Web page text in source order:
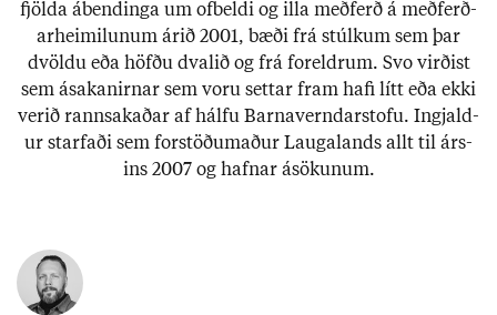
fjölda ábend­inga um of­beldi og illa með­ferð á með­ferð­
ar­heim­il­un­um ár­ið 2001, bæði frá stúlk­um sem þar
dvöldu eða höfðu dval­ið og frá for­eldr­um. Svo virð­ist
sem ásak­an­irn­ar sem voru sett­ar fram hafi lítt eða ekki
ver­ið rann­sak­að­ar af hálfu Barna­vernd­ar­stofu. Ingj­ald­
ur starf­aði sem for­stöðu­mað­ur Lauga­lands allt til árs­
ins 2007 og hafn­ar ásök­un­um.